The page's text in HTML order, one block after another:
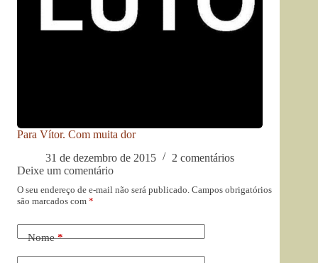
Para Vítor. Com muita dor
31 de dezembro de 2015
2 comentários
Deixe um comentário
O seu endereço de e-mail não será publicado. Campos obrigatórios
são marcados com *
Nome*